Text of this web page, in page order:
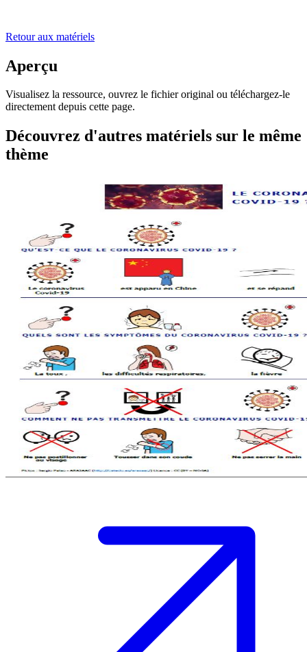
Retour aux matériels
Aperçu
Visualisez la ressource, ouvrez le fichier original ou téléchargez-le
directement depuis cette page.
Découvrez d'autres matériels sur le même
thème